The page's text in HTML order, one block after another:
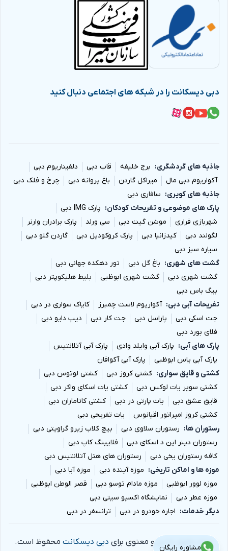
دبی دیسکانت را در شبکه های اجتماعی دنبال کنید
جاذبه های گردشگری برج خلیفه قاب دبی
دلفیناریوم دبی
آکواریوم دبی مال
میراکل گاردن باغ پروانه دبی
چرخ و فلک دبی
جاذبه های کویری
سافاری دبی
پارک های موضوعی و تفریحات کودکان
پارک IMG دبی
شهربازی فراری
موشن گیت دبی سی ورلد
پارک برادران وارنر
لگولند دبی
کیدزانیا دبی پارک کروکودیل دبی
گاردن گلو دبی
سیاره سبز دبی
گشت های شهری
باغ گل دبی
تور دهکده جهانی دبی
گشت شهری دبی
گشت شهری ابوظبی
بلیط هلیکوپتر دبی
بیگ باس دبی
تفریحات آبی دبی
آکواریوم لاست چمبرز
کایاک سواری در دبی
جت اسکی دبی
پاراسل دبی جت کار دبی
دیپ دایو دبی
فلای بورد دبی
پارک های آبی
پارک آبی وایلد وادی
پارک آبی آتلانتیس
پارک آبی یاس ابوظبی
پارک آبی آکوافان
کشتی و قایق سواری
کشتی کروز دبی
کشتی لوتوس دبی
کشتی سوپر یات لوکس دبی
کشتی یات اسکای واکر دبی
قایق عشق دبی
یات پارتی در دبی
کشتی کاتاماران دبی
کشتی کروز امپراتور اقیانوس
یات تفریحی دبی
رستوران ها
رستوران سلاوی دبی
بیچ کلاب زیرو گراویتی دبی
رستوران دینر این د اسکای دبی
فلایینگ کاپ دبی
کافه رستوران یخی دبی
رستوران های هتل آتلانتیس دبی
موزه ها و اماکن تاریخی
موزه آینده دبی
موزه آیا دبی
موزه لوور ابوظبی
موزه مادام توسو دبی
قصر الوطن ابوظبی
موزه عطر دبی
نمایشگاه اکسپو سیتی دبی
دیگر خدمات
اجاره خودرو در دبی ترانسفر در دبی
تمام حقوق مادی و معنوی برای دبی دیسکانت محفوظ است.
مشاوره رایگان